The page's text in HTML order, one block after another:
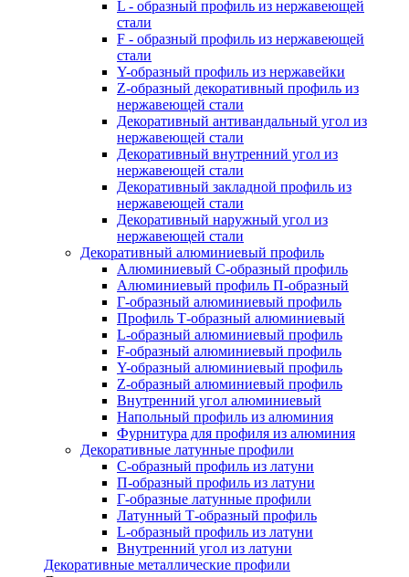
L - образный профиль из нержавеющей
стали
F - образный профиль из нержавеющей
стали
Y-образный профиль из нержавейки
Z-образный декоративный профиль из
нержавеющей стали
Декоративный антивандальный угол из
нержавеющей стали
Декоративный внутренний угол из
нержавеющей стали
Декоративный закладной профиль из
нержавеющей стали
Декоративный наружный угол из
нержавеющей стали
Декоративный алюминиевый профиль
Алюминиевый С-образный профиль
Алюминиевый профиль П-образный
Г-образный алюминиевый профиль
Профиль Т-образный алюминиевый
L-образный алюминиевый профиль
F-образный алюминиевый профиль
Y-образный алюминиевый профиль
Z-образный алюминиевый профиль
Внутренний угол алюминиевый
Напольный профиль из алюминия
Фурнитура для профиля из алюминия
Декоративные латунные профили
C-образный профиль из латуни
П-образный профиль из латуни
Г-образные латунные профили
Латунный Т-образный профиль
L-образный профиль из латуни
Внутренний угол из латуни
Декоративные металлические профили